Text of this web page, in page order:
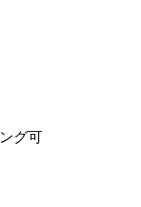
グ可